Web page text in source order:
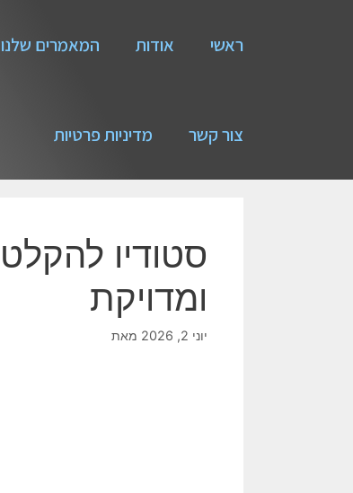
ראשי אודות המאמרים שלנו
צור קשר מדיניות פרטיות
סטודיו
ומדויקת
יוני 2, 2026 מאת